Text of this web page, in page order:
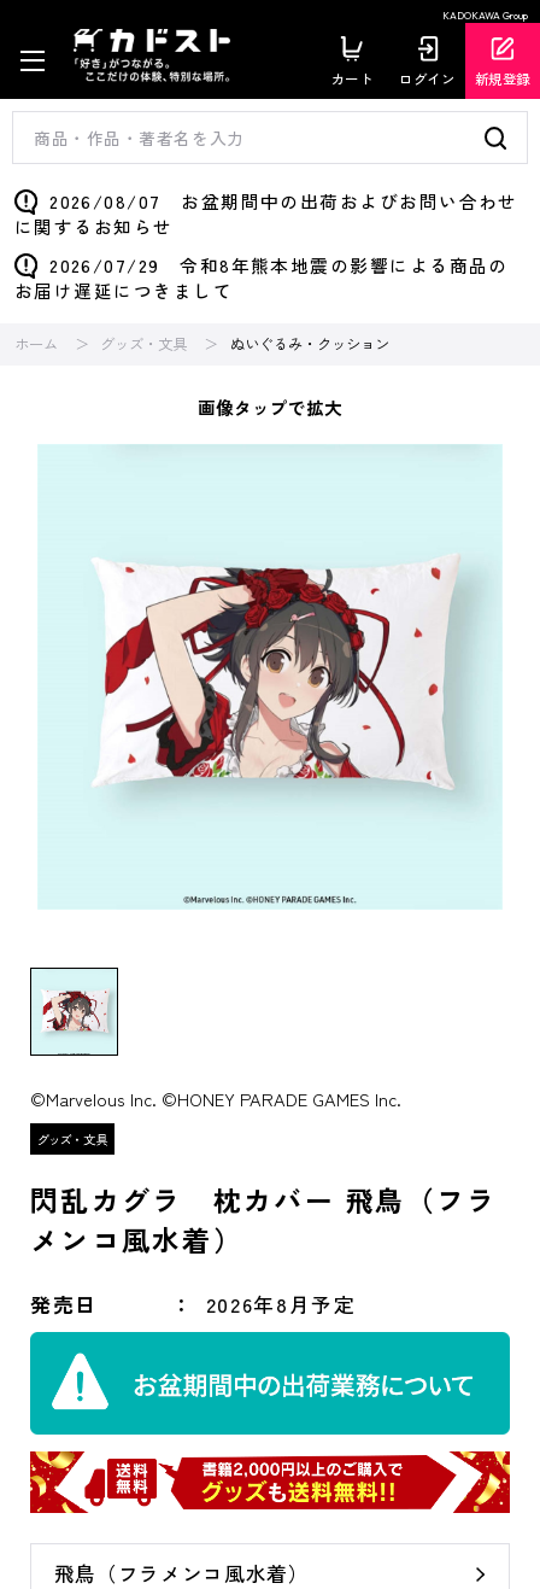
KADOKAWA Group
カート ログイン 新規登録
2026/08/07 お盆期間中の出荷およびお問い合わせ
に関するお知らせ
2026/07/29 令和8年熊本地震の影響による商品の
お届け遅延につきまして
ホーム グッズ・文具 ぬいぐるみ・クッション
画像タップで拡大
©Marvelous Inc. ©HONEY PARADE GAMES Inc.
閃乱カグラ 枕カバー 飛鳥（フラ
メンコ風水着）
発売日 2026年8月予定
飛鳥（フラメンコ風水着）